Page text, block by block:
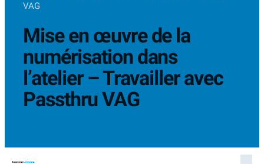
VAG
Mise en œuvre de la
numérisation dans
l’atelier – Travailler avec
Passthru VAG